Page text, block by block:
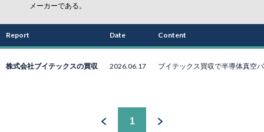
メーカーである。
Report Date Content
株式会社ブイテックスの買収 2026.06.17 ブイテックス買収で半導体真空
1